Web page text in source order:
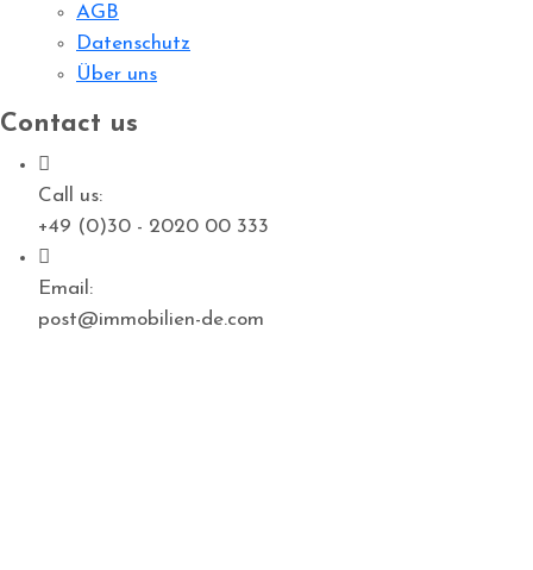
AGB
Datenschutz
Über uns
Contact us
Call us:
+49 (0)30 - 2020 00 333
Email:
post@immobilien-de.com